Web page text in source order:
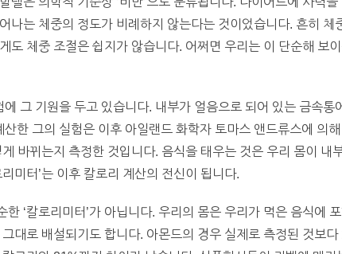
나는 체중의 정도가 비례하지 않는다는 것이었습니다. 흔히
도 체중 조절은 쉽지가 않습니다. 어쩌면 우리는 이 단순해 보
그 기원을 두고 있습니다. 내부가 얼음으로 되어 있는 금속통
한 그의 실험은 이후 아일랜드 화학자 토마스 앤드류스에 의
바뀌는지 측정한 것입니다. 음식을 태우는 것은 우리 몸이 내
미터’는 이후 칼로리 계산의 전신이 됩니다.
‘칼로리미터’가 아닙니다. 우리의 몸은 우리가 먹은 음식에
대로 배설되기도 합니다. 아몬드의 경우 실제로 측정된 것보